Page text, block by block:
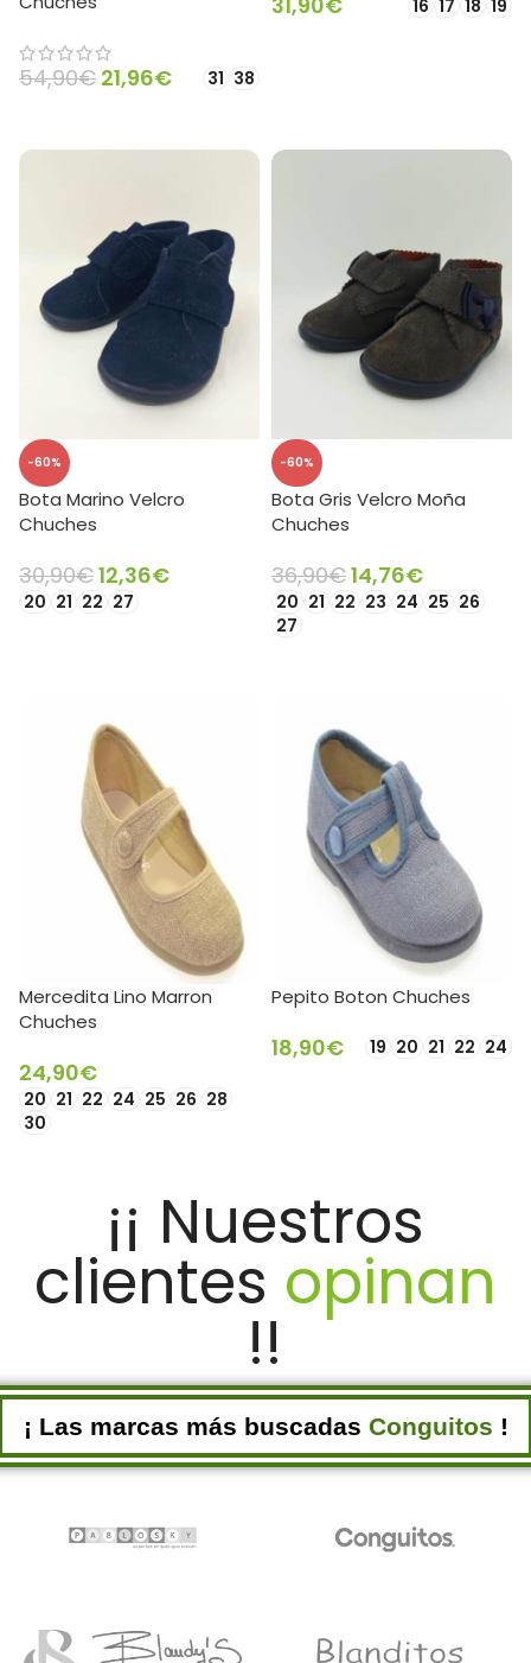
54,90€ 21,96€ 31 38
16 17 18 19
-60%
Bota Marino Velcro
Chuches
30,90€12,36€
20 21 22 27
-60%
Bota Gris Velcro Moña
Chuches
36,90€14,76€
20 21 22 23 24 25 26
27
Mercedita Lino Marron
Chuches
24,90€
20 21 22 24 25 26 28
30
Pepito Boton Chuches
18,90€ 19 20 21 22 24
¡¡ Nuestros
clientes opinan
!!
¡ Las marcas más buscadas Conguitos !